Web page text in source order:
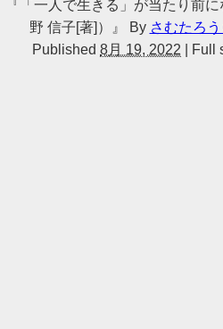
『「一人で生きる」が当たり前
野 信子[著]）』
By さむたろ
Published 8月 19, 2022 Full